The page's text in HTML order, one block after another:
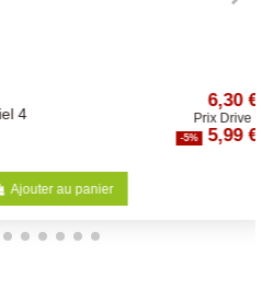
6,30 €
Prix Drive :
5,99 €
au panier